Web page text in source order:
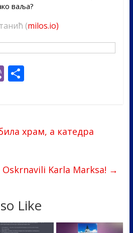
ваља?
(milos.io)
Vi S
храм, а катедра
Oskrnavili Karla Marksa! →
Like